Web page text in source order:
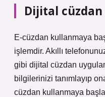
Dijital cüzdan
E-cüzdan kullanmaya
işlemdir. Akıllı
gibi dijital cüzdan
bilgilerinizi tanımlayıp
cüzdan kullanmaya